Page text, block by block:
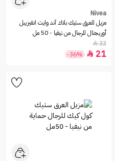
Nivea
مزيل للعرق ستيك بلاك آند وايت انفيزيبل
أوريجنال للرجال من نيفيا - 50 مل
33

21

-36%